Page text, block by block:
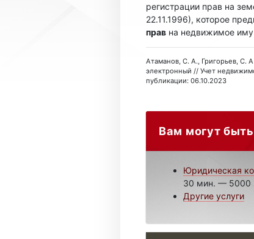
регистрации прав на
22.11.1996), которое
прав на недвижимое
Атаманов, С. А., Григорьев, С.
электронный // Учет
публикации: 06.10.2023
Вам могут
Юридическая
30 мин. — 5000
Другие услуги